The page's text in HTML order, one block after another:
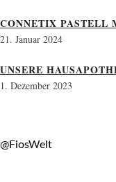
CONNETIX PASTELL
21. Januar 2024
UNSERE
1. Dezember 2023
@FiosWelt